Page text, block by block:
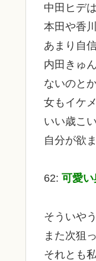
中田ヒデ
本田や香
あまり自
内田きゅ
ないのと
女もイケ
いい歳こ
自分が欲
62: 可愛
そういや
また次狙
それとも